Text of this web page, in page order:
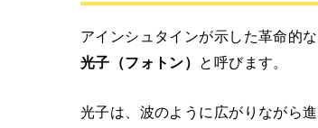
アインシュタインが示した革命的
光子（フォトン） と呼びます。
光子は、波のように広がりながら